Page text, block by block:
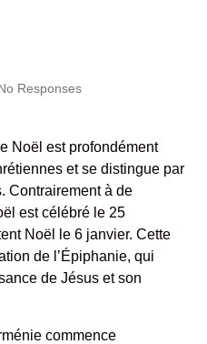
Responses
Noël est profondément
et se distingue par
Contrairement à de
est célébré le 25
Noël le 6 janvier. Cette
de l’Épiphanie, qui
de Jésus et son
commence